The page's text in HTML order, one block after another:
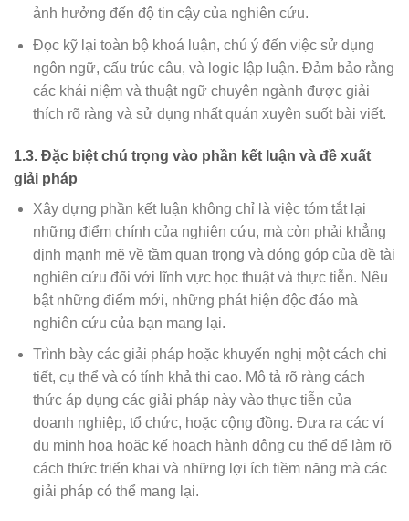
ảnh hưởng đến độ tin cậy của nghiên cứu.
Đọc kỹ lại toàn bộ khoá luận, chú ý đến việc sử dụng
ngôn ngữ, cấu trúc câu, và logic lập luận. Đảm bảo rằng
các khái niệm và thuật ngữ chuyên ngành được giải
thích rõ ràng và sử dụng nhất quán xuyên suốt bài viết.
1.3. Đặc biệt chú trọng vào phần kết luận và đề xuất
giải pháp
Xây dựng phần kết luận không chỉ là việc tóm tắt lại
những điểm chính của nghiên cứu, mà còn phải khẳng
định mạnh mẽ về tầm quan trọng và đóng góp của đề tài
nghiên cứu đối với lĩnh vực học thuật và thực tiễn. Nêu
bật những điểm mới, những phát hiện độc đáo mà
nghiên cứu của bạn mang lại.
Trình bày các giải pháp hoặc khuyến nghị một cách chi
tiết, cụ thể và có tính khả thi cao. Mô tả rõ ràng cách
thức áp dụng các giải pháp này vào thực tiễn của
doanh nghiệp, tổ chức, hoặc cộng đồng. Đưa ra các ví
dụ minh họa hoặc kế hoạch hành động cụ thể để làm rõ
cách thức triển khai và những lợi ích tiềm năng mà các
giải pháp có thể mang lại.